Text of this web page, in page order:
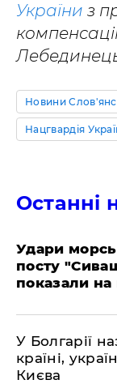
України з
Новини
Нацгвардія
Останні
Удари
посту
показали на
У Болгарії
країні,
Києва